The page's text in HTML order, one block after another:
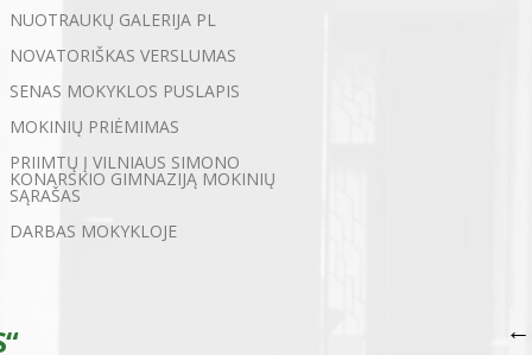
NUOTRAUKŲ GALERIJA PL
NOVATORIŠKAS VERSLUMAS
SENAS MOKYKLOS PUSLAPIS
MOKINIŲ PRIĖMIMAS
PRIIMTŲ Į VILNIAUS SIMONO
KONARSKIO GIMNAZIJĄ MOKINIŲ
SĄRAŠAS
DARBAS MOKYKLOJE
←